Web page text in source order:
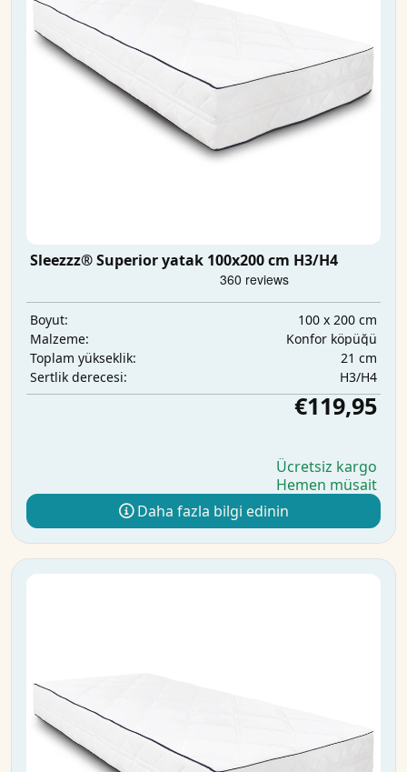
Sleezzz® Superior yatak 100x200 cm H3/H4
Boyut:
100 x 200 cm
Malzeme:
Konfor köpüğü
Toplam yükseklik:
21 cm
Sertlik derecesi:
H3/H4
€119,95
Ücretsiz kargo
Hemen müsait
Daha fazla bilgi edinin